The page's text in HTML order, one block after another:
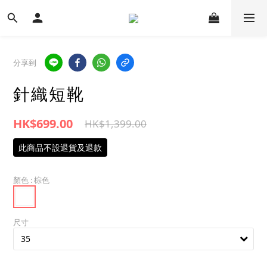
分享到
針織短靴
HK$699.00 HK$1,399.00
此商品不設退貨及退款
顏色 : 棕色
尺寸